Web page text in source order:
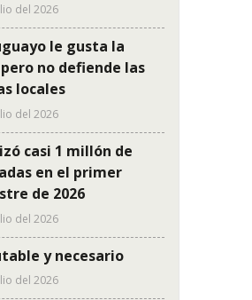
del 2026
le gusta la
no defiende las
locales
del 2026
casi 1 millón de
en el primer
de 2026
del 2026
y necesario
del 2026